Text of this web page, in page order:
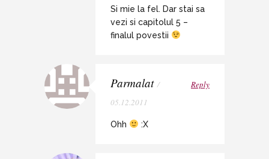
Si mie la fel. Dar stai sa
vezi si capitolul 5 –
finalul povestii
Parmalat /
05.12.2011
Reply
Ohh :X